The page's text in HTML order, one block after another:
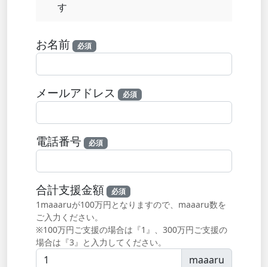
す
お名前 必須
メールアドレス 必須
電話番号 必須
合計支援金額 必須
1maaaruが100万円となりますので、maaaru数を
ご入力ください。
※100万円ご支援の場合は『1』、300万円ご支援の
場合は『3』と入力してください。
maaaru